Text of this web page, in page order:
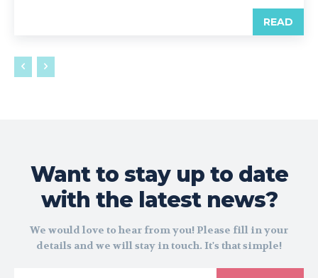
READ
Want to stay up to date
with the latest news?
We would love to hear from you! Please fill in your
details and we will stay in touch. It's that simple!